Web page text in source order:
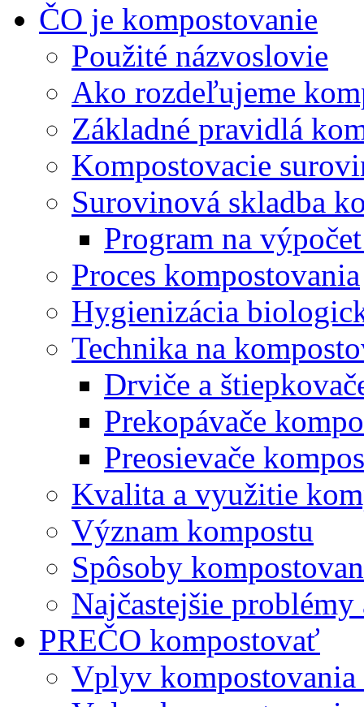
ČO je kompostovanie
Použité názvoslovie
Ako rozdeľujeme
Základné pravidlá
Kompostovacie
Surovinová skladba
Program na
Proces kompostovania
Hygienizácia
Technika na
Drviče a
Prekopávače
Preosievače
Kvalita a využitie
Význam kompostu
Spôsoby
Najčastejšie problémy
PREČO kompostovať
Vplyv kompostovania